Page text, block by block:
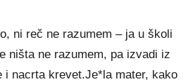
ni reč ne razumem – ja u školi
ništa ne razumem, pa izvadi iz
i nacrta krevet.Je*la mater, kako